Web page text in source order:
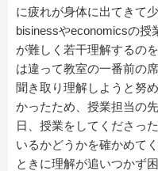
に疲れが身体に出てきて
bisinessやeconomicsの授
が難しく若干理解するの
は違って教室の一番前の
聞き取り理解しようと努
かったため、授業担当の
日、授業をしてくださっ
いるかどうかを確かめて
ときに理解が追いつかず